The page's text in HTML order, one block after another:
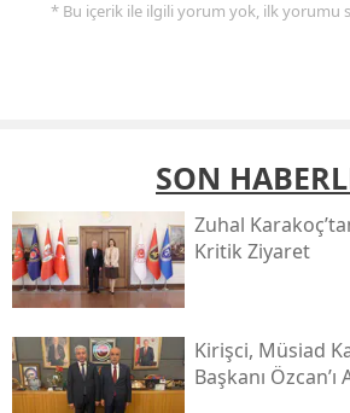
* Bu içerik ile ilgili yorum yok, ilk yorumu
SON
Zuhal
Kritik Ziyaret
Kirişci, Müsi̇ad
Başkanı Özcan’ı